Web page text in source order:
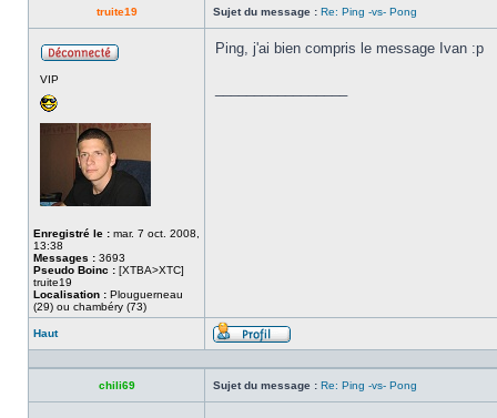
truite19 Sujet du message : Re: Ping -vs- Pong
VIP
Enregistré le : mar. 7 oct. 2008,
13:38
Messages : 3693
Pseudo Boinc : [XTBA>XTC]
truite19
Localisation : Plouguerneau
(29) ou chambéry (73)
Ping, j'ai bien compris le message Ivan :p
Haut
Profil
chili69 Sujet du message : Re: Ping -vs- Pong